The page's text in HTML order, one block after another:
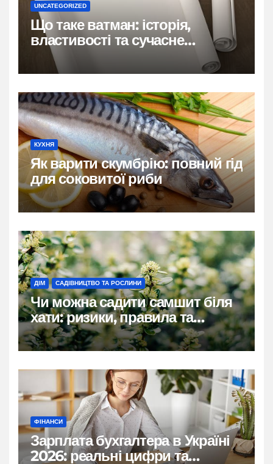
UNCATEGORIZED
Що таке ватман: історія,
властивості та сучасне
застосування
КУХНЯ
Як варити скумбрію: повний гід
для соковитої риби
ДІМ САДІВНИЦТВО ТА РОСЛИНИ
Чи можна садити самшит біля
хати: ризики, правила та
практичні рішення
ФІНАНСИ
Зарплата бухгалтера в Україні
2026: реальні цифри та